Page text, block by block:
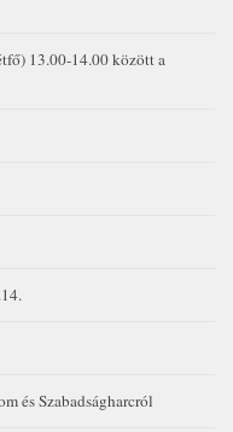
13.00-14.00 között a
és Szabadságharcról